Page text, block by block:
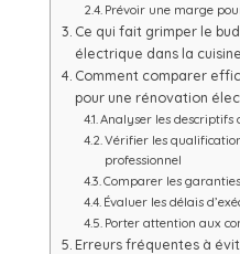
Prévoir une marge
Ce qui fait grimper le
électrique dans la cuisine
Comment comparer
pour une rénovation
Analyser les descriptifs
Vérifier les
professionnel
Comparer les
Évaluer les délais
Porter attention aux
Erreurs fréquentes à